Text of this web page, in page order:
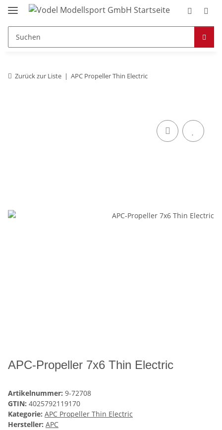
Zurück zur Liste APC Propeller Thin Electric
APC-Propeller 7x6 Thin Electric
Artikelnummer: 9-72708
GTIN: 4025792119170
Kategorie: APC Propeller Thin Electric
Hersteller: APC